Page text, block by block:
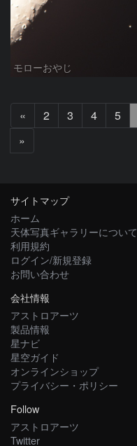
モローおやじ
«
へ
2 3 4 5
»
へ
サイトマップ
ホーム
天体写真ギャラリーについて
利用規約
ログイン/新規登録
お問い合わせ
会社情報
アストロアーツ
製品情報
星ナビ
星空ガイド
オンラインショップ
プライバシー・ポリシー
Follow
アストロアーツ
Twitter